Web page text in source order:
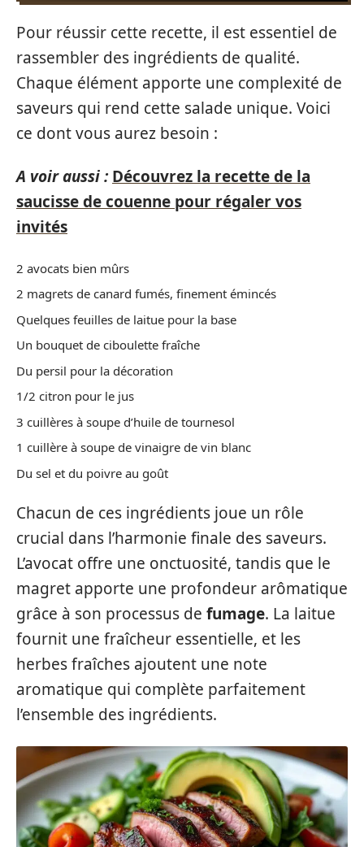
Pour réussir cette recette, il est essentiel de
rassembler des ingrédients de qualité.
Chaque élément apporte une complexité de
saveurs qui rend cette salade unique. Voici
ce dont vous aurez besoin :
A voir aussi : Découvrez la recette de la
saucisse de couenne pour régaler vos
invités
2 avocats bien mûrs
2 magrets de canard fumés, finement émincés
Quelques feuilles de laitue pour la base
Un bouquet de ciboulette fraîche
Du persil pour la décoration
1/2 citron pour le jus
3 cuillères à soupe d’huile de tournesol
1 cuillère à soupe de vinaigre de vin blanc
Du sel et du poivre au goût
Chacun de ces ingrédients joue un rôle
crucial dans l’harmonie finale des saveurs.
L’avocat offre une onctuosité, tandis que le
magret apporte une profondeur arômatique
grâce à son processus de fumage. La laitue
fournit une fraîcheur essentielle, et les
herbes fraîches ajoutent une note
aromatique qui complète parfaitement
l’ensemble des ingrédients.